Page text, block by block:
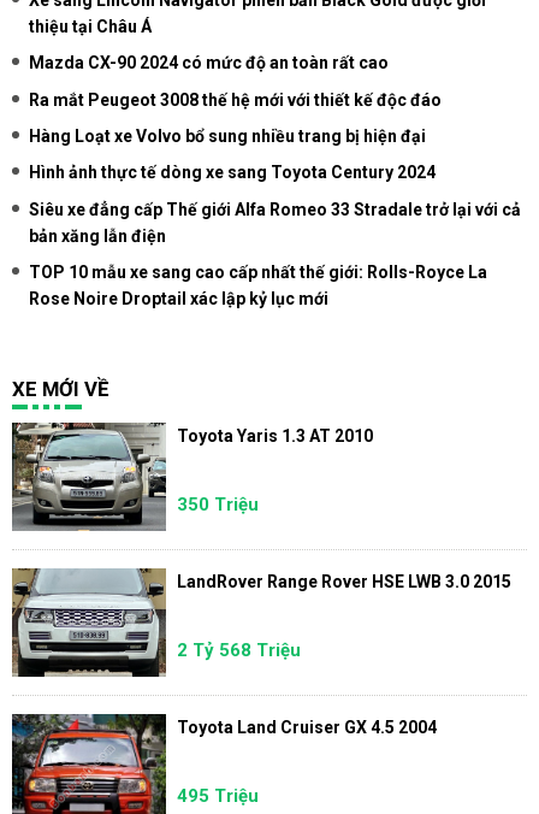
thiệu tại Châu Á
Mazda CX-90 2024 có mức độ an toàn rất cao
Ra mắt Peugeot 3008 thế hệ mới với thiết kế độc đáo
Hàng Loạt xe Volvo bổ sung nhiều trang bị hiện đại
Hình ảnh thực tế dòng xe sang Toyota Century 2024
Siêu xe đẳng cấp Thế giới Alfa Romeo 33 Stradale trở lại với cả
bản xăng lẫn điện
TOP 10 mẫu xe sang cao cấp nhất thế giới: Rolls-Royce La
Rose Noire Droptail xác lập kỷ lục mới
XE MỚI VỀ
Toyota Yaris 1.3 AT 2010
350 Triệu
LandRover Range Rover HSE LWB 3.0 2015
2 Tỷ 568 Triệu
Toyota Land Cruiser GX 4.5 2004
495 Triệu